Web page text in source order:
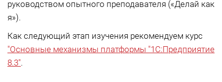
руководством опытного преподавателя («Делай как
я»).
Как следующий этап изучения рекомендуем курс
"Основные механизмы платформы "1С:Предприятие
8.3".